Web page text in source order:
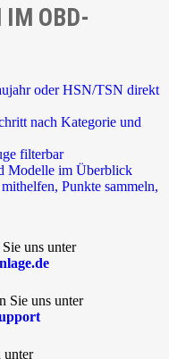
IM OBD-
oder HSN/TSN direkt
nach Kategorie und
filterbar
Modelle im Überblick
Punkte sammeln,
uns unter
Sie uns unter
unter